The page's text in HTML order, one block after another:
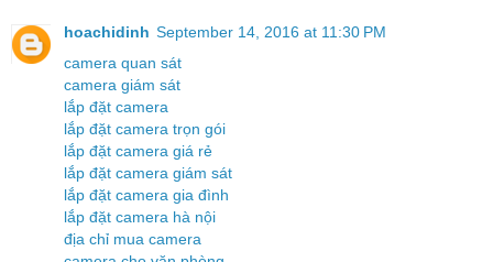
hoachidinh September 14, 2016 at 11:30 PM
camera quan sát
camera giám sát
lắp đặt camera
lắp đặt camera trọn gói
lắp đặt camera giá rẻ
lắp đặt camera giám sát
lắp đặt camera gia đình
lắp đặt camera hà nội
địa chỉ mua camera